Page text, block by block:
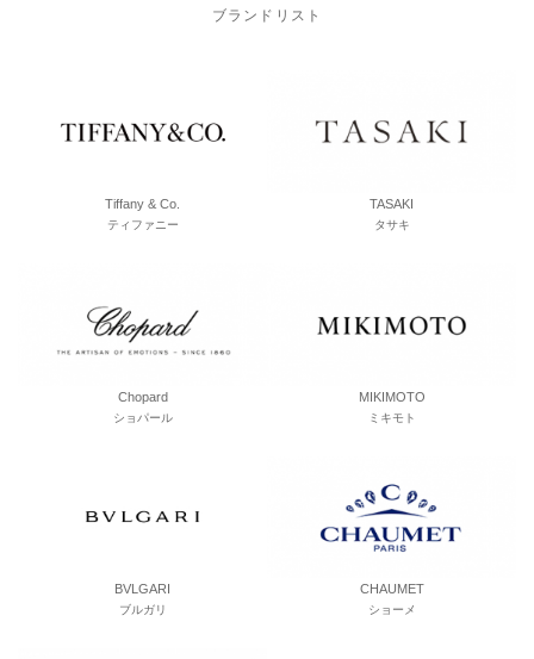
ブランドリスト
Tiffany & Co.
ティファニー
TASAKI
タサキ
Chopard
ショパール
MIKIMOTO
ミキモト
BVLGARI
ブルガリ
CHAUMET
ショーメ